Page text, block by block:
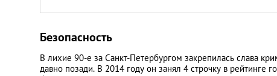
Безопасность
В лихие 90-е за Санкт-Петербургом закрепилась слава
давно позади. В 2014 году он занял 4 строчку в рейтинге